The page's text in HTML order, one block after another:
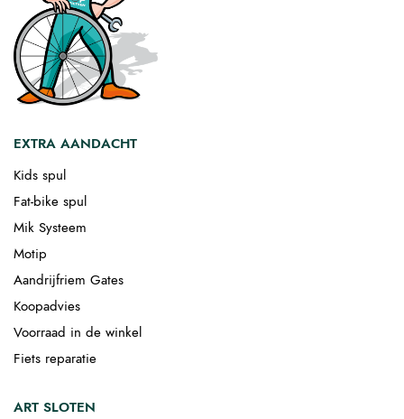
EXTRA AANDACHT
Kids spul
Fat-bike spul
Mik Systeem
Motip
Aandrijfriem Gates
Koopadvies
Voorraad in de winkel
Fiets reparatie
ART SLOTEN